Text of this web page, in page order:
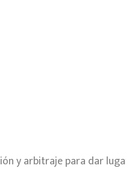
y arbitraje para dar